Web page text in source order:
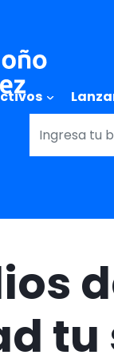
tu